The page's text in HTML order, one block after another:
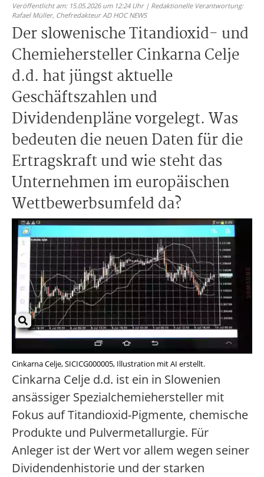
Veröffentlicht am: 15.05.2026 um 12:24 Uhr | Redaktionelle Verantwortung:
Rafael Müller, Chefredakteur AD HOC NEWS
Der slowenische Titandioxid- und
Chemiehersteller Cinkarna Celje
d.d. hat jüngst aktuelle
Geschäftszahlen und
Dividendenpläne vorgelegt. Was
bedeuten die neuen Daten für die
Ertragskraft und wie steht das
Unternehmen im europäischen
Wettbewerbsumfeld da?
Cinkarna Celje, SICICG000005, Illustration mit AI erstellt.
Cinkarna Celje d.d. ist ein in Slowenien
ansässiger Spezialchemiehersteller mit
Fokus auf Titandioxid-Pigmente, chemische
Produkte und Pulvermetallurgie. Für
Anleger ist der Wert vor allem wegen seiner
Dividendenhistorie und der starken